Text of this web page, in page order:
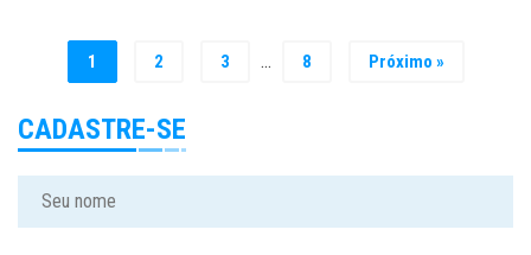
1 2 3 … 8 Próximo »
CADASTRE-SE